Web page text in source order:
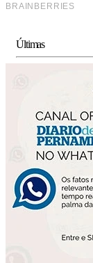
Últimas